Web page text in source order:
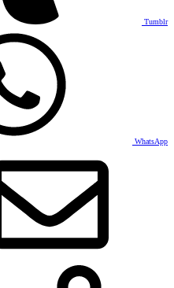
Tumblr
WhatsApp